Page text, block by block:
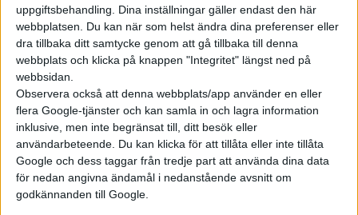
uppgiftsbehandling. Dina inställningar gäller endast den här
webbplatsen. Du kan när som helst ändra dina preferenser eller
dra tillbaka ditt samtycke genom att gå tillbaka till denna
webbplats och klicka på knappen "Integritet" längst ned på
webbsidan.
Observera också att denna webbplats/app använder en eller
flera Google-tjänster och kan samla in och lagra information
inklusive, men inte begränsat till, ditt besök eller
användarbeteende. Du kan klicka för att tillåta eller inte tillåta
Google och dess taggar från tredje part att använda dina data
för nedan angivna ändamål i nedanstående avsnitt om
godkännanden till Google.